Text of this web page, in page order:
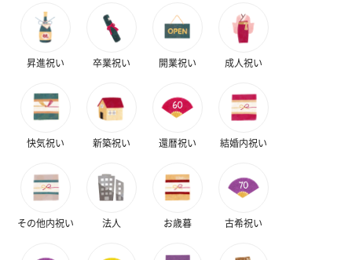
フラッグカプセル：イ
ンセンススティック
（END）（880円）
ンセンススティック
（St.OSMANTHUS）
（880円）
お酒
お酒を同梱してお届けいたします。
昇進祝い 卒業祝い 開業祝い 成人祝い
快気祝い 新築祝い 還暦祝い 結婚内祝い
その他内祝い 法人 お歳暮 古希祝い